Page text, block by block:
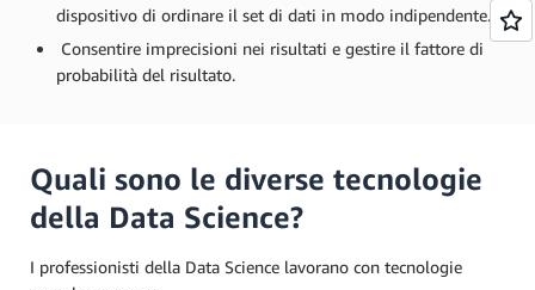
dispositivo di ordinare il set di dati in modo indipendente.
Consentire imprecisioni nei risultati e gestire il fattore di
probabilità del risultato.
Quali sono le diverse tecnologie
della Data Science?
I professionisti della Data Science lavorano con tecnologie